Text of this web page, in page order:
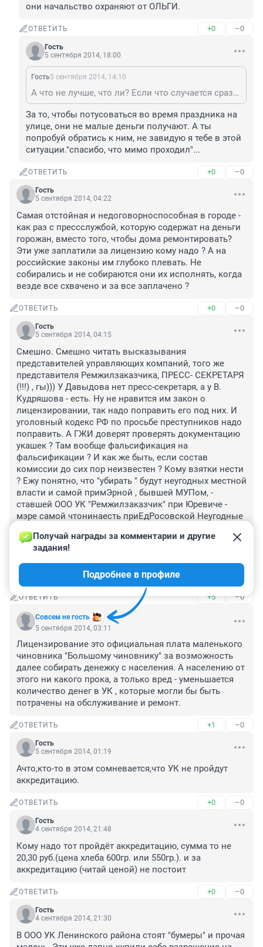
они начальство охраняют от ОЛЬГИ.
ОТВЕТИТЬ +0 –0
Гость
5 сентября 2014, 18:00
Гость5 сентября 2014, 14:10
А что не лучше, что ли? Если что случается сразу в полицию звоним или бежим, а если там одни лентяи то зачем тогда, разбирайтесь сами. Да мы без полиции не куда, посмотрите сколько наркоманов вокруг,мимо проходишь они глазами готовы сумку выхватить и если бы рядом не проходил полицейский то выхватил бы, и я благодарна этому полицейскому что он просто проходил, мы все на праздниках веселимся, а полицейские? Они все мероприятия стоят вечно с утра и до ....., а сколько у нас праздников и всяких мероприятий?. Не успел закончится Дзюдо, тут 1 сентября( они то же в школах дежурят), тут день города, потом выборы,. Не нужно только видеть свою работу, глаза шире открывать нужно уметь и других замечать. Тем более статья не про полицейских
За то, чтобы потусоваться во время праздника на
улице, они не малые деньги получают. А ты
попробуй обратись к ним, не завидую я тебе в этой
ситуации."спасибо, что мимо проходил"...
ОТВЕТИТЬ +0 –0
Гость
5 сентября 2014, 04:22
Самая отстойная и недоговорноспособная в городе -
как раз с прессслужбой, которую содержат на деньги
горожан, вместо того, чтобы дома ремонтировать?
Эти уже заплатили за лицензию кому надо ? А на
российские законы им глубоко плевать. Не
собирались и не собираются они их исполнять, когда
везде все схвачено и за все заплачено ?
ОТВЕТИТЬ +0 –0
Гость
5 сентября 2014, 04:15
Смешно. Смешно читать высказывания
представителей управляющих компаний, того же
представителя Ремжилзаказчика, ПРЕСС- СЕКРЕТАРЯ
(!!!) , гы))) У Давыдова нет пресс-секретаря, а у В.
Кудряшова - есть. Ну не нравится им закон о
лицензировании, так надо поправить его под них. И
уголовный кодекс РФ по просьбе преступников надо
поправить. А ГЖИ доверят проверять документацию
укашек ? Там вообще фальсификация на
фальсификации ? И как же быть, если состав
комиссии до сих пор неизвестен ? Кому взятки нести
? Ежу понятно, что "убирать " будут неугодных местной
власти и самой примЭрной , бывшей МУПом, -
ставшей ООО УК "Ремжилзаказчик" при Юревиче -
мэре самой чтонинаесть приЕдРосовской Неугодные
Ремжилзаказчика с Елькина ? .Вершинина - в
председатели комиссии. Вот бы в онлайн - режиме
посмотреть эту самую сдачу экзаменов владельцами
ОТВЕТИТЬ +5 –0
Совсем не гость
Получай награды за комментарии и другие
задания!
Подробнее в профиле
5 сентября 2014, 03:11
Лицензирование это официальная плата маленького
чиновника "Большому чиновнику" за возможность
далее собирать денежку с населения. А населению от
этого ни какого прока, а только вред - уменьшается
количество денег в УК , которые могли бы быть
потрачены на обслуживание и ремонт.
ОТВЕТИТЬ +1 –0
Гость
5 сентября 2014, 01:19
Ачто,кто-то в этом сомневается,что УК не пройдут
аккредитацию.
ОТВЕТИТЬ +0 –0
Гость
4 сентября 2014, 21:48
Кому надо тот пройдёт аккредитацию, сумма то не
20,30 руб.(цена хлеба 600гр. или 550гр.). и за
аккредитацию (читай ценой) не постоит
ОТВЕТИТЬ +0 –0
Гость
4 сентября 2014, 21:30
В ООО УК Ленинского района стоят "бумеры" и прочая